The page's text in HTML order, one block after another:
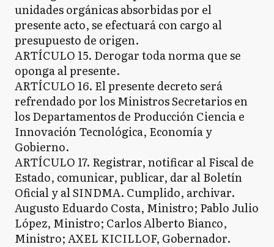
unidades orgánicas absorbidas por el
presente acto, se efectuará con cargo al
presupuesto de origen.
ARTÍCULO 15. Derogar toda norma que se
oponga al presente.
ARTÍCULO 16. El presente decreto será
refrendado por los Ministros Secretarios en
los Departamentos de Producción Ciencia e
Innovación Tecnológica, Economía y
Gobierno.
ARTÍCULO 17. Registrar, notificar al Fiscal de
Estado, comunicar, publicar, dar al Boletín
Oficial y al SINDMA. Cumplido, archivar.
Augusto Eduardo Costa, Ministro; Pablo Julio
López, Ministro; Carlos Alberto Bianco,
Ministro; AXEL KICILLOF, Gobernador.